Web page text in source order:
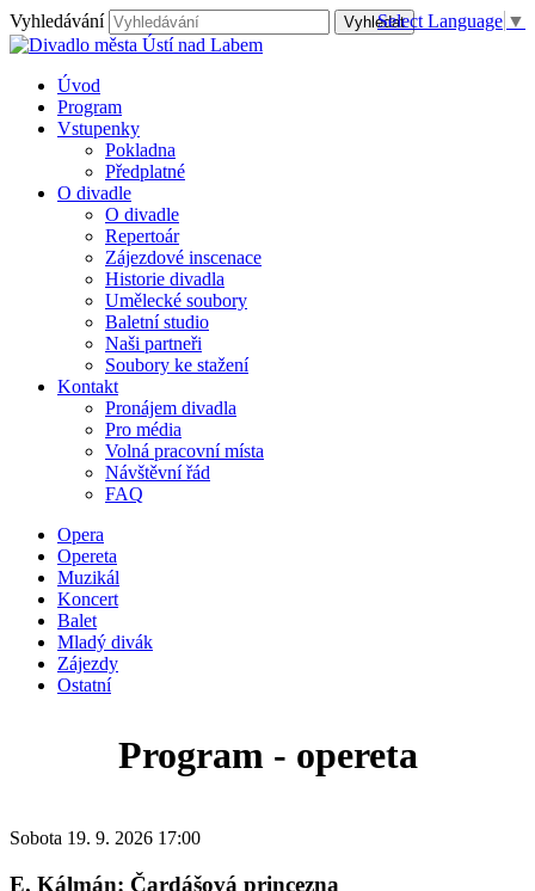
Vyhledávání
Úvod
Program
Vstupenky
Pokladna
Předplatné
O divadle
O divadle
Repertoár
Zájezdové inscenace
Historie divadla
Umělecké soubory
Baletní studio
Naši partneři
Soubory ke stažení
Kontakt
Pronájem divadla
Pro média
Volná pracovní místa
Návštěvní řád
FAQ
Select Language ▼
Opera
Opereta
Muzikál
Koncert
Balet
Mladý divák
Zájezdy
Ostatní
Program - opereta
Sobota 19. 9. 2026 17:00
E. Kálmán: Čardášová princezna